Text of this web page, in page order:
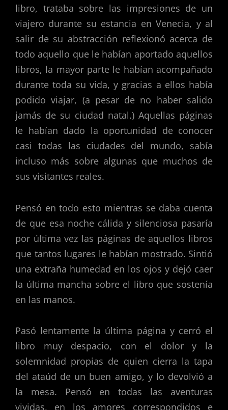
libro, trataba sobre las impresiones de un
viajero durante su estancia en Venecia, y al
salir de su abstracción reflexionó acerca de
todo aquello que le habían aportado aquellos
libros, la mayor parte le habían acompañado
durante toda su vida, y gracias a ellos había
podido viajar, (a pesar de no haber salido
jamás de su ciudad natal.) Aquellas páginas
le habían dado la oportunidad de conocer
casi todas las ciudades del mundo, sabía
incluso más sobre algunas que muchos de
sus visitantes reales.
Pensó en todo esto mientras se daba cuenta
de que esa noche cálida y silenciosa pasaría
por última vez las páginas de aquellos libros
que tantos lugares le habían mostrado. Sintió
una extraña humedad en los ojos y dejó caer
la última mancha sobre el libro que sostenía
en las manos.
Pasó lentamente la última página y cerró el
libro muy despacio, con el dolor y la
solemnidad propias de quien cierra la tapa
del ataúd de un buen amigo, y lo devolvió a
la mesa. Pensó en todas las aventuras
vividas, en los amores correspondidos e